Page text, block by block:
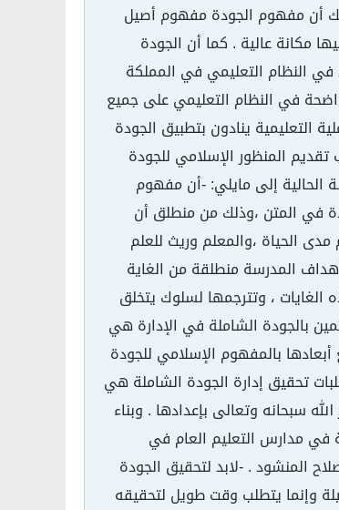
أن مفهوم الجودة مفهوم أصيل
مكانة عالية . كما أن الجودة
النظام التعليمي في المملكة
في النظام التعليمي على جميع
التعليمية ينادون بتطبيق الجودة
المنظور الإسلامي للجودة
الحالية إلى مايلي: -أن مفهوم
في المتن ،وذلك من منطلق أن
الحياة ،والمعلم وريث للعلم
المدرسة منطلقة من الغاية
، وتترجمها لسلوك يتخلق
بالجودة الشاملة في الإدارة هي
بالمفهوم الإسلامي للجودة
تحقيق إدارة الجودة الشاملة هي
سبحانه وتعالى بإعدادها . وبناء
في مدارس التعليم العام في
المنشود . -لابد لتحقيق الجودة
وإنما يتطلب وقت طويل لتحقيقه